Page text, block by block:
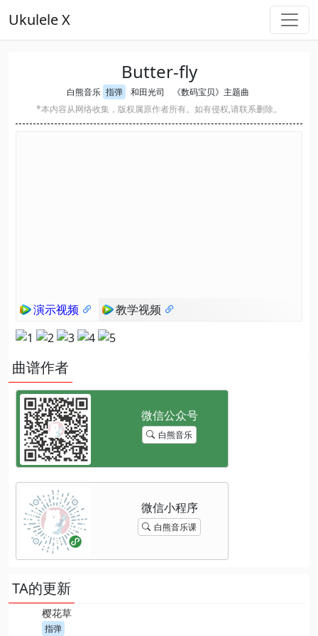
Ukulele X
Butter-fly
白熊音乐 指弹 和田光司
《数码宝贝》主题曲
*本内容从网络收集，版权属原作者所有。如有侵权,请联系删除。
演示视频 教学视频
曲谱作者
白熊音乐
白熊音乐课
TA的更新
樱花草
指弹